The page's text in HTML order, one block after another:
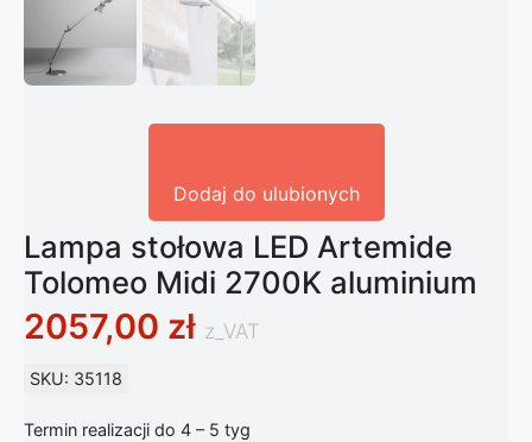
Dodaj do ulubionych
Lampa stołowa LED Artemide
Tolomeo Midi 2700K aluminium
2057,00 zł z_VAT
SKU: 35118
Termin realizacji do 4 – 5 tyg